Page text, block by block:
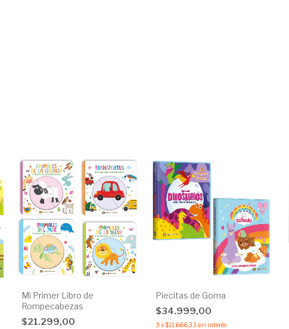
Mi Primer Libro de
Rompecabezas
$21.299,00
Piecitas de Goma
$34.999,00
3 x$11.666,33 sin interés